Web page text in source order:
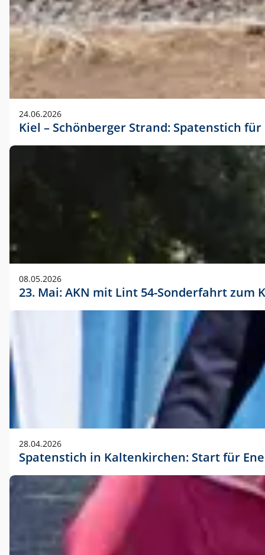
24.06.2026
Kiel – Schönberger Strand: Spatenstich
08.05.2026
23. Mai: AKN mit Lint 54-Sonderfahrt
28.04.2026
Spatenstich in Kaltenkirchen: Start für